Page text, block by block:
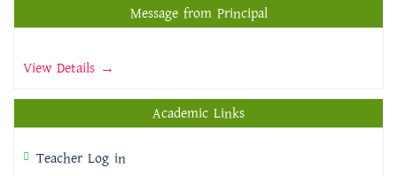
Message from Principal
View Details →
Academic Links
Teacher Log in